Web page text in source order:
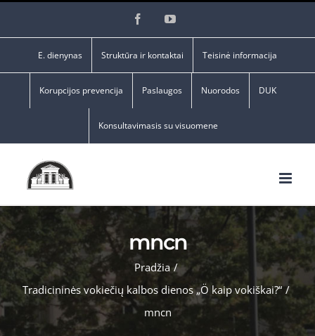
FacebookYouTube
E. dienynas Struktūra ir kontaktai Teisinė informacija
Korupcijos prevencija Paslaugos Nuorodos DUK
Konsultavimasis su visuomene
mncn
Pradžia /
Tradicininės vokiečių kalbos dienos „Ö kaip vokiškai?“ /
mncn